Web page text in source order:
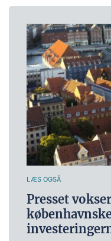
LÆS OGSÅ
Presset